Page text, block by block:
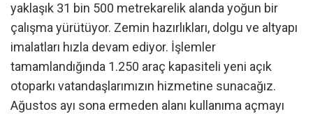
yaklaşık 31 bin 500 metrekarelik alanda yoğun bir
çalışma yürütüyor. Zemin hazırlıkları, dolgu ve altyapı
imalatları hızla devam ediyor. İşlemler
tamamlandığında 1.250 araç kapasiteli yeni açık
otoparkı vatandaşlarımızın hizmetine sunacağız.
Ağustos ayı sona ermeden alanı kullanıma açmayı